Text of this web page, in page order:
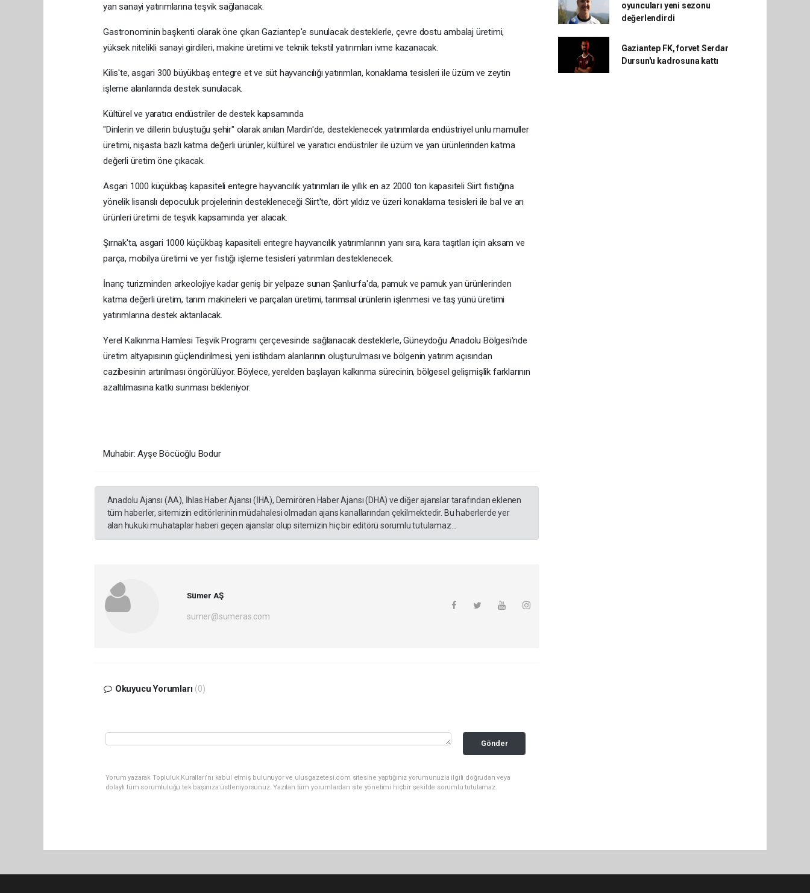
yan sanayi yatırımlarına teşvik sağlanacak.
Gastronominin başkenti olarak öne çıkan Gaziantep'e sunulacak desteklerle, çevre dostu ambalaj üretimi,
yüksek nitelikli sanayi girdileri, makine üretimi ve teknik tekstil yatırımları ivme kazanacak.
Kilis'te, asgari 300 büyükbaş entegre et ve süt hayvancılığı yatırımları, konaklama tesisleri ile üzüm ve zeytin
işleme alanlarında destek sunulacak.
Kültürel ve yaratıcı endüstriler de destek kapsamında
"Dinlerin ve dillerin buluştuğu şehir" olarak anılan Mardin'de, desteklenecek yatırımlarda endüstriyel unlu mamuller
üretimi, nişasta bazlı katma değerli ürünler, kültürel ve yaratıcı endüstriler ile üzüm ve yan ürünlerinden katma
değerli üretim öne çıkacak.
Asgari 1000 küçükbaş kapasiteli entegre hayvancılık yatırımları ile yıllık en az 2000 ton kapasiteli Siirt fıstığına
yönelik lisanslı depoculuk projelerinin destekleneceği Siirt'te, dört yıldız ve üzeri konaklama tesisleri ile bal ve arı
ürünleri üretimi de teşvik kapsamında yer alacak.
Şırnak'ta, asgari 1000 küçükbaş kapasiteli entegre hayvancılık yatırımlarının yanı sıra, kara taşıtları için aksam ve
parça, mobilya üretimi ve yer fıstığı işleme tesisleri yatırımları desteklenecek.
İnanç turizminden arkeolojiye kadar geniş bir yelpaze sunan Şanlıurfa'da, pamuk ve pamuk yan ürünlerinden
katma değerli üretim, tarım makineleri ve parçaları üretimi, tarımsal ürünlerin işlenmesi ve taş yünü üretimi
yatırımlarına destek aktarılacak.
Yerel Kalkınma Hamlesi Teşvik Programı çerçevesinde sağlanacak desteklerle, Güneydoğu Anadolu Bölgesi'nde
üretim altyapısının güçlendirilmesi, yeni istihdam alanlarının oluşturulması ve bölgenin yatırım açısından
cazibesinin artırılması öngörülüyor. Böylece, yerelden başlayan kalkınma sürecinin, bölgesel gelişmişlik farklarının
azaltılmasına katkı sunması bekleniyor.
Muhabir: Ayşe Böcüoğlu Bodur
Anadolu Ajansı (AA), İhlas Haber Ajansı (İHA), Demirören Haber Ajansı (DHA) ve diğer ajanslar tarafından eklenen
tüm haberler, sitemizin editörlerinin müdahalesi olmadan ajans kanallarından çekilmektedir. Bu haberlerde yer
alan hukuki muhataplar haberi geçen ajanslar olup sitemizin hiç bir editörü sorumlu tutulamaz...
Sümer AŞ
sumer@sumeras.com
Okuyucu Yorumları (0)
Gönder
Yorum yazarak Topluluk Kuralları’nı kabul etmiş bulunuyor ve ulusgazetesi.com sitesine yaptığınız yorumunuzla ilgili doğrudan veya
dolaylı tüm sorumluluğu tek başınıza üstleniyorsunuz. Yazılan tüm yorumlardan site yönetimi hiçbir şekilde sorumlu tutulamaz.
oyuncuları yeni sezonu
değerlendirdi
Gaziantep FK, forvet Serdar
Dursun'u kadrosuna kattı